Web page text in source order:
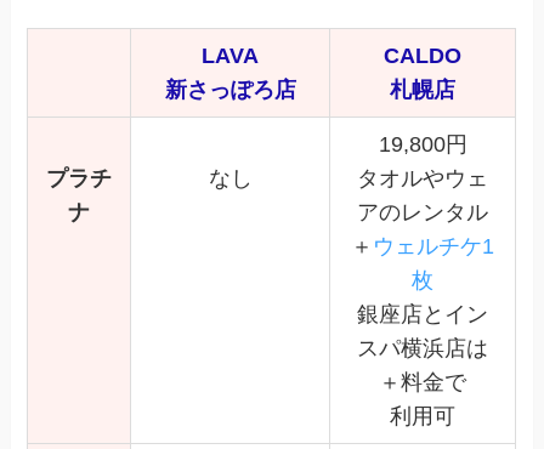
LAVA
新さっぽろ店
CALDO
札幌店
プラチ
ナ
なし
19,800円
タオルやウェ
アのレンタル
＋ ウェルチケ1
枚
銀座店とイン
スパ横浜店は
＋料金で
利用可